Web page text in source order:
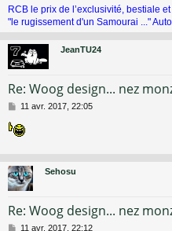
RCB le prix de l’exclusivité, bestiale
"le rugissement d'un Samourai ..."
JeanTU24
Re: Woog design... nez
M
s
g
e
11 avr. 2017, 22:05
Sehosu
Re: Woog design... nez
M11 avr. 2017, 22:12